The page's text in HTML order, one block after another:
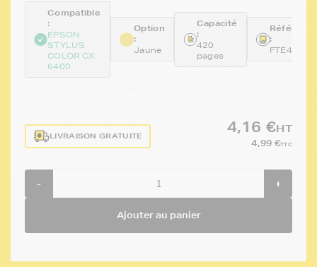
Compatible
:
EPSON
STYLUS
COLOR CX
6400
Option
:
Jaune
Capacité
:
420
pages
:
FTE444
LIVRAISON GRATUITE
4,16 €HT
4,99 €TTC
- +
Ajouter au panier